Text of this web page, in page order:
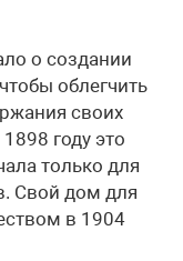
о создании
облегчить
своих
году это
только для
Свой дом для
в 1904